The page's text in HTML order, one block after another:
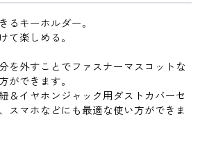
るキーホルダー。
て楽しめる。
を外すことでファスナーマスコットな
ができます。
＆イヤホンジャック用ダストカバーセ
スマホなどにも最適な使い方ができま